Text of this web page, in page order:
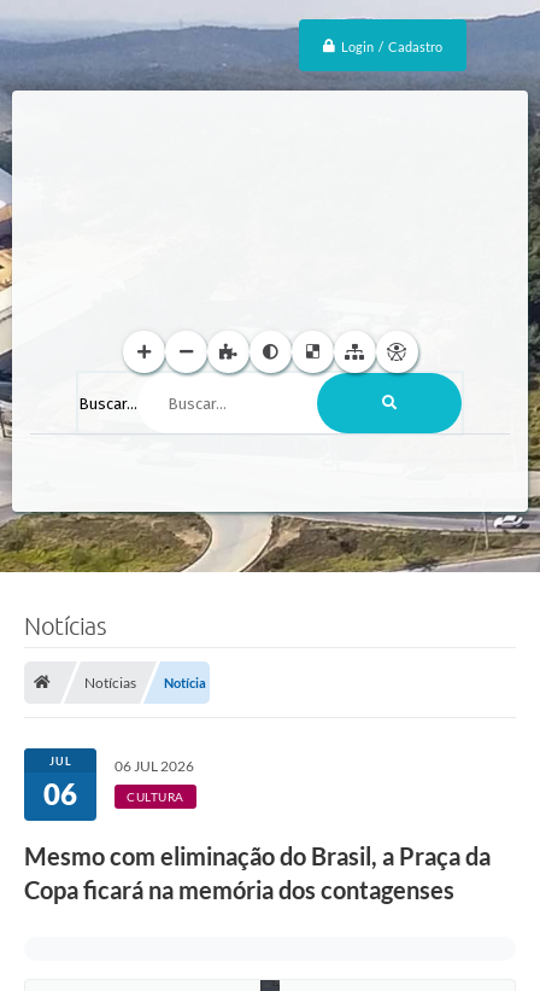
Login / Cadastro
Buscar...
Notícias
Notícias Notícia
JUL
06
06 JUL 2026
CULTURA
Mesmo com eliminação do Brasil, a Praça da
Copa ficará na memória dos contagenses
l
a